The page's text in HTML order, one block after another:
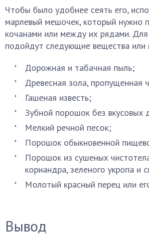
Чтобы было удобнее сеять его,
марлевый мешочек, который нужно
кочанами или между их рядами.
подойдут следующие вещества или
Дорожная и табачная пыль;
Древесная зола, пропущенная
Гашеная известь;
Зубной порошок без вкусовых
Мелкий речной песок;
Порошок обыкновенной
Порошок из сушеных
кориандра, зеленого укропа и
Молотый красный перец или
Вывод